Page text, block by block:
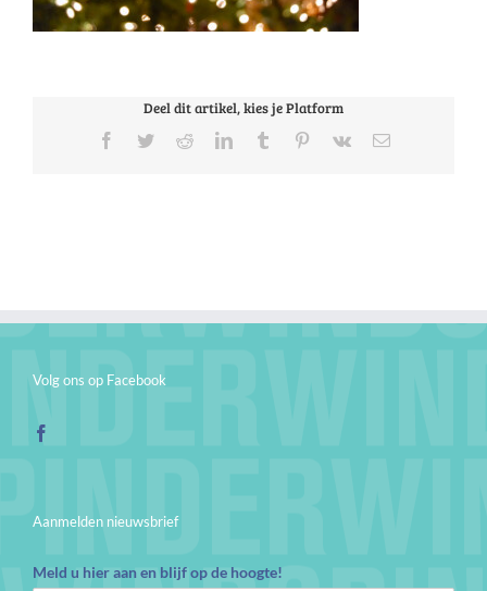
Deel dit artikel, kies je Platform
Facebook
TwitterRedditLinkedInTumblr Pinterest
Vk
E-
Volg ons op Facebook
Aanmelden nieuwsbrief
Meld u hier aan en blijf op de hoogte!